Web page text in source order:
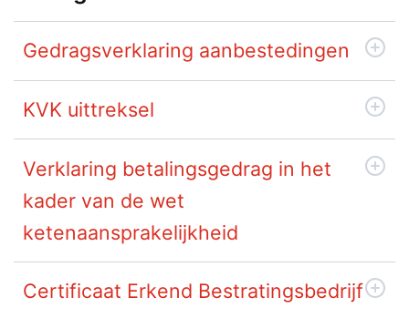
Gedragsverklaring aanbestedingen
KVK uittreksel
Verklaring betalingsgedrag in het
kader van de wet
ketenaansprakelijkheid
Certificaat Erkend Bestratingsbedrijf